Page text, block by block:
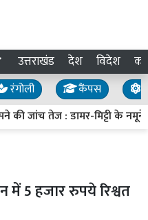
उत्तराखंड देश विदेश
रंगोली कैंपस
जांच तेज : डामर-मिट्टी के नमूने
5 हजार रुपये रिश्वत